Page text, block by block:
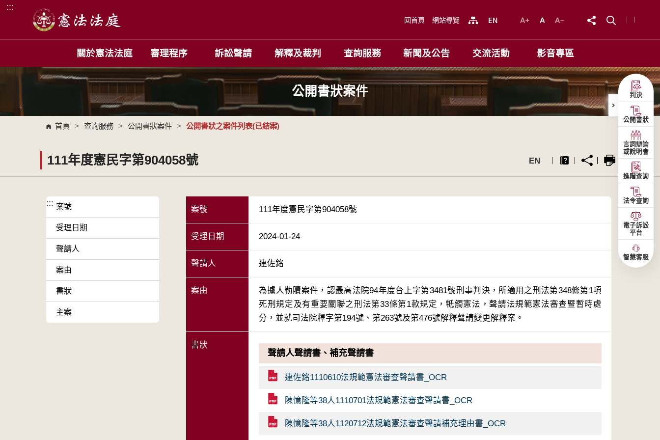
跳到主要內容區塊
:::
回首頁 網站導覽
關於憲法法庭 審理程序 訴訟聲請 解釋及裁判 查詢服務 新聞及公告 交流活動 影音專區
公開書狀案件
首頁 > 查詢服務 > 公開書狀案件 > 公開書狀之案件列表(已結案)
111年度憲民字第904058號 EN
::: 案號
受理日期
聲請人
案由
書狀
主案
:::
案號 111年度憲民字第904058號
受理日期 2024-01-24
聲請人 連佐銘
案由
為擄人勒贖案件，認最高法院94年度台上字第3481號刑事判決，所適用之刑法第348條第1項
死刑規定及有重要關聯之刑法第33條第1款規定，牴觸憲法，聲請法規範憲法審查暨暫時處
分，並就司法院釋字第194號、第263號及第476號解釋聲請變更解釋案。
書狀
聲請人聲請書、補充聲請書
連佐銘1110610法規範憲法審查聲請書_OCR
陳憶隆等38人1110701法規範憲法審查聲請書_OCR
陳憶隆等38人1120712法規範憲法審查聲請補充理由書_OCR
判決
公開書狀
言詞辯論
或說明會
進階查詢
法令查詢
電子訴訟
平台
智慧客服